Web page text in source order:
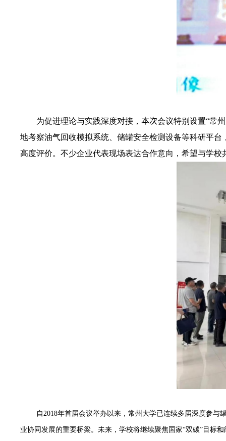
为促进理论与实践深度对接， 本次会议特别设置“常
地考察油气回收模拟系统、储罐安全检测设备等科研平台
高度评价。不少企业代表现场表达合作意向，希望与学校
自 2018年首届会议举办以来，常州大学已连续多届深度参与
业协同发展的重要桥梁。未来，学校将继续聚焦国家“双碳” 目标和